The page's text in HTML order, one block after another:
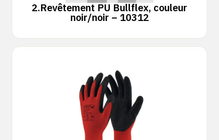
2.Revêtement PU Bullflex, couleur
noir/noir – 10312